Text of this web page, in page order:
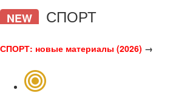
NEW СПОРТ
СПОРТ: новые материалы (2026) →